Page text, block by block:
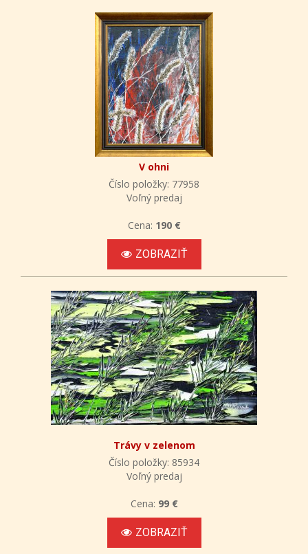
V ohni
Číslo položky: 77958
Voľný predaj
Cena: 190 €
ZOBRAZIŤ
Trávy v zelenom
Číslo položky: 85934
Voľný predaj
Cena: 99 €
ZOBRAZIŤ